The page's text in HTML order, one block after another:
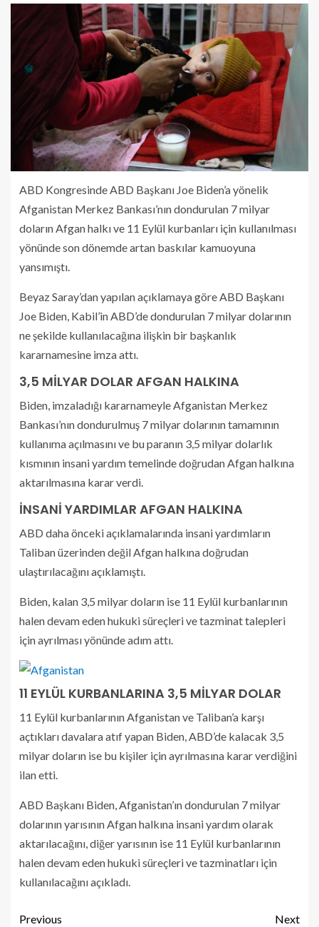
ABD Kongresinde ABD Başkanı Joe Biden’a yönelik
Afganistan Merkez Bankası’nın dondurulan 7 milyar
doların Afgan halkı ve 11 Eylül kurbanları için kullanılması
yönünde son dönemde artan baskılar kamuoyuna
yansımıştı.
Beyaz Saray’dan yapılan açıklamaya göre ABD Başkanı
Joe Biden, Kabil’in ABD’de dondurulan 7 milyar dolarının
ne şekilde kullanılacağına ilişkin bir başkanlık
kararnamesine imza attı.
3,5 MİLYAR DOLAR AFGAN HALKINA
Biden, imzaladığı kararnameyle Afganistan Merkez
Bankası’nın dondurulmuş 7 milyar dolarının tamamının
kullanıma açılmasını ve bu paranın 3,5 milyar dolarlık
kısmının insani yardım temelinde doğrudan Afgan halkına
aktarılmasına karar verdi.
İNSANİ YARDIMLAR AFGAN HALKINA
ABD daha önceki açıklamalarında insani yardımların
Taliban üzerinden değil Afgan halkına doğrudan
ulaştırılacağını açıklamıştı.
Biden, kalan 3,5 milyar doların ise 11 Eylül kurbanlarının
halen devam eden hukuki süreçleri ve tazminat talepleri
için ayrılması yönünde adım attı.
11 EYLÜL KURBANLARINA 3,5 MİLYAR DOLAR
11 Eylül kurbanlarının Afganistan ve Taliban’a karşı
açtıkları davalara atıf yapan Biden, ABD’de kalacak 3,5
milyar doların ise bu kişiler için ayrılmasına karar verdiğini
ilan etti.
ABD Başkanı Biden, Afganistan’ın dondurulan 7 milyar
dolarının yarısının Afgan halkına insani yardım olarak
aktarılacağını, diğer yarısının ise 11 Eylül kurbanlarının
halen devam eden hukuki süreçleri ve tazminatları için
kullanılacağını açıkladı.
Previous
Next